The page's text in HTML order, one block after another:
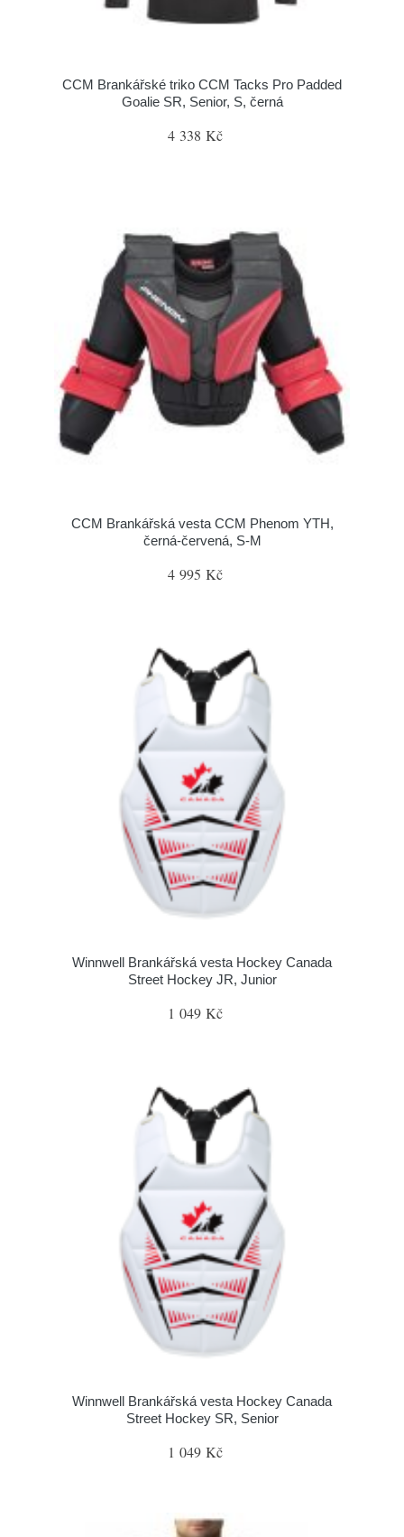
CCM Brankářské triko CCM Tacks Pro Padded
Goalie SR, Senior, S, černá
4 338 Kč
CCM Brankářská vesta CCM Phenom YTH,
černá-červená, S-M
4 995 Kč
Winnwell Brankářská vesta Hockey Canada
Street Hockey JR, Junior
1 049 Kč
Winnwell Brankářská vesta Hockey Canada
Street Hockey SR, Senior
1 049 Kč